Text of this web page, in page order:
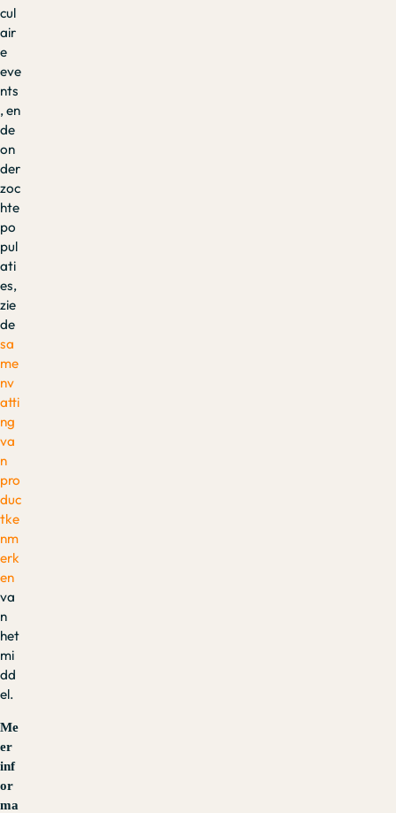
cul
air
e
eve
nts
, en
de
on
der
zoc
hte
po
pul
ati
es,
zie
de
sa
me
nv
atti
ng
va
n
pro
duc
tke
nm
erk
en
va
n
het
mi
dd
el.
Me
er
inf
or
ma